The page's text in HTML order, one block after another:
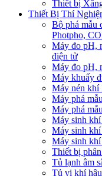
Thiết bị
Thiết Bị Thí
Bộ phá mẫu
Photpho,
Máy đo pH,
điện tử
Máy đo pH,
Máy khuấy
Máy nén khí
Máy phá
Máy phá
Máy sinh
Máy sinh
Máy sinh
Thiết bị
Tủ lạnh âm
Tủ vi khí